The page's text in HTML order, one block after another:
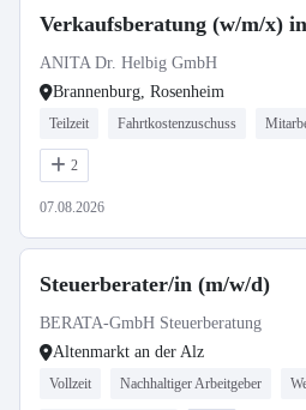
Verkaufsberatung (w/m/x)
ANITA Dr. Helbig GmbH
Brannenburg, Rosenheim
Teilzeit Fahrtkostenzuschuss
2
07.08.2026
Steuerberater/in (m/w/d)
BERATA-GmbH Steuerberatung
Altenmarkt an der Alz
Vollzeit Nachhaltiger Arbeitgeber